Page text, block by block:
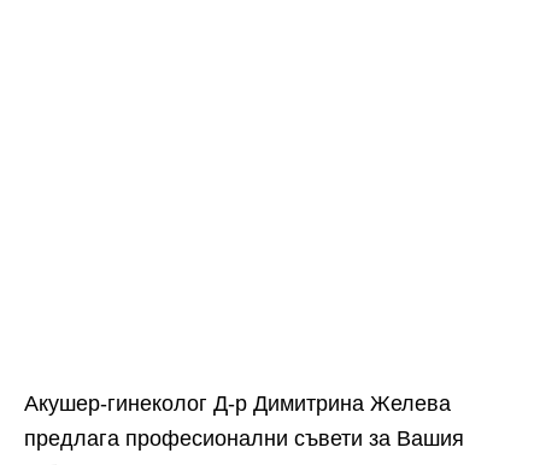
Акушер-гинеколог Д-р Димитрина Желева
предлага професионални съвети за Вашия